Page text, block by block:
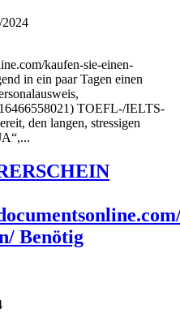
2024
kaufen-sie-einen-
in ein paar Tagen einen
TOEFL-/IELTS-
den langen, stressigen
Benötig